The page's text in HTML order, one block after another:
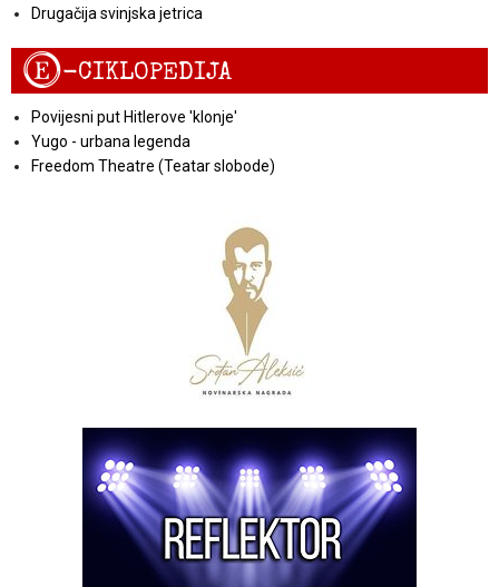
Drugačija svinjska jetrica
E-CIKLOPEDIJA
Povijesni put Hitlerove 'klonje'
Yugo - urbana legenda
Freedom Theatre (Teatar slobode)